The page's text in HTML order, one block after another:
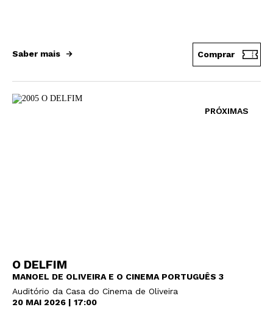
Saber mais Comprar
PRÓXIMAS
O DELFIM
MANOEL DE OLIVEIRA E O CINEMA PORTUGUÊS 3
Auditório da Casa do Cinema de Oliveira
20 MAI 2026 | 17:00